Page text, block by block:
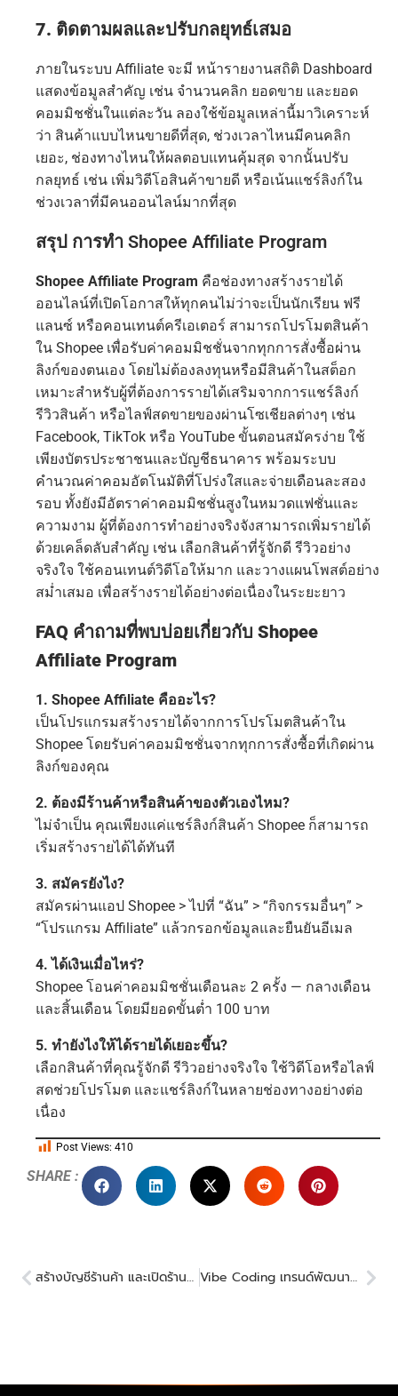
7. ติดตามผลและปรับกลยุทธ์เสมอ
ภายในระบบ Affiliate จะมี หน้ารายงานสถิติ Dashboard
แสดงข้อมูลสำคัญ เช่น จำนวนคลิก ยอดขาย และยอด
คอมมิชชั่นในแต่ละวัน ลองใช้ข้อมูลเหล่านี้มาวิเคราะห์
ว่า สินค้าแบบไหนขายดีที่สุด, ช่วงเวลาไหนมีคนคลิก
เยอะ, ช่องทางไหนให้ผลตอบแทนคุ้มสุด จากนั้นปรับ
กลยุทธ์ เช่น เพิ่มวิดีโอสินค้าขายดี หรือเน้นแชร์ลิงก์ใน
ช่วงเวลาที่มีคนออนไลน์มากที่สุด
สรุป การทำ Shopee Affiliate Program
Shopee Affiliate Program คือช่องทางสร้างรายได้
ออนไลน์ที่เปิดโอกาสให้ทุกคนไม่ว่าจะเป็นนักเรียน ฟรี
แลนซ์ หรือคอนเทนต์ครีเอเตอร์ สามารถโปรโมตสินค้า
ใน Shopee เพื่อรับค่าคอมมิชชั่นจากทุกการสั่งซื้อผ่าน
ลิงก์ของตนเอง โดยไม่ต้องลงทุนหรือมีสินค้าในสต็อก
เหมาะสำหรับผู้ที่ต้องการรายได้เสริมจากการแชร์ลิงก์
รีวิวสินค้า หรือไลฟ์สดขายของผ่านโซเชียลต่างๆ เช่น
Facebook, TikTok หรือ YouTube ขั้นตอนสมัครง่าย ใช้
เพียงบัตรประชาชนและบัญชีธนาคาร พร้อมระบบ
คำนวณค่าคอมอัตโนมัติที่โปร่งใสและจ่ายเดือนละสอง
รอบ ทั้งยังมีอัตราค่าคอมมิชชั่นสูงในหมวดแฟชั่นและ
ความงาม ผู้ที่ต้องการทำอย่างจริงจังสามารถเพิ่มรายได้
ด้วยเคล็ดลับสำคัญ เช่น เลือกสินค้าที่รู้จักดี รีวิวอย่าง
จริงใจ ใช้คอนเทนต์วิดีโอให้มาก และวางแผนโพสต์อย่าง
สม่ำเสมอ เพื่อสร้างรายได้อย่างต่อเนื่องในระยะยาว
FAQ คำถามที่พบบ่อยเกี่ยวกับ Shopee
Affiliate Program
1. Shopee Affiliate คืออะไร?
เป็นโปรแกรมสร้างรายได้จากการโปรโมตสินค้าใน
Shopee โดยรับค่าคอมมิชชั่นจากทุกการสั่งซื้อที่เกิดผ่าน
ลิงก์ของคุณ
2. ต้องมีร้านค้าหรือสินค้าของตัวเองไหม?
ไม่จำเป็น คุณเพียงแค่แชร์ลิงก์สินค้า Shopee ก็สามารถ
เริ่มสร้างรายได้ได้ทันที
3. สมัครยังไง?
สมัครผ่านแอป Shopee > ไปที่ “ฉัน” > “กิจกรรมอื่นๆ” >
“โปรแกรม Affiliate” แล้วกรอกข้อมูลและยืนยันอีเมล
4. ได้เงินเมื่อไหร่?
Shopee โอนค่าคอมมิชชั่นเดือนละ 2 ครั้ง — กลางเดือน
และสิ้นเดือน โดยมียอดขั้นต่ำ 100 บาท
5. ทำยังไงให้ได้รายได้เยอะขึ้น?
เลือกสินค้าที่คุณรู้จักดี รีวิวอย่างจริงใจ ใช้วิดีโอหรือไลฟ์
สดช่วยโปรโมต และแชร์ลิงก์ในหลายช่องทางอย่างต่อ
เนื่อง
Post Views: 410
SHARE :
สร้างบัญชีร้านค้า และเปิดร้านบน Shopee ผ่าน Seller Center Vibe Coding เทรนด์พัฒนาซอฟต์แวร์ปี 2025